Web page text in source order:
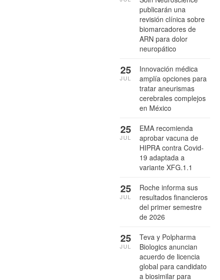
publicarán una
revisión clínica sobre
biomarcadores de
ARN para dolor
neuropático
Innovación médica
amplía opciones para
tratar aneurismas
cerebrales complejos
en México
25
JUL
EMA recomienda
aprobar vacuna de
HIPRA contra Covid-
19 adaptada a
variante XFG.1.1
25
JUL
Roche informa sus
resultados financieros
del primer semestre
de 2026
25
JUL
Teva y Polpharma
Biologics anuncian
acuerdo de licencia
global para candidato
a biosimilar para
25
JUL